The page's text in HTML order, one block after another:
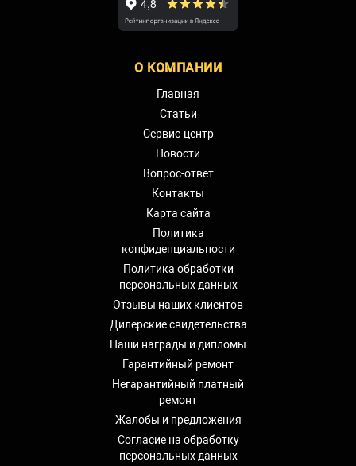
О КОМПАНИИ
Главная
Статьи
Сервис-центр
Новости
Вопрос-ответ
Контакты
Карта сайта
Политика
конфиденциальности
Политика обработки
персональных данных
Отзывы наших клиентов
Дилерские свидетельства
Наши награды и дипломы
Гарантийный ремонт
Негарантийный платный
ремонт
Жалобы и предложения
Согласие на обработку
персональных данных